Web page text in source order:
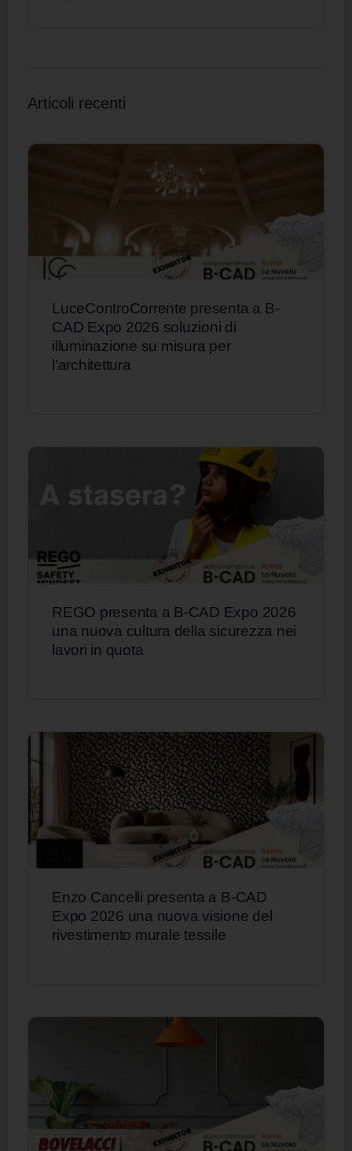
Articoli recenti
LuceControCorrente presenta a B-
CAD Expo 2026 soluzioni di
illuminazione su misura per
l’architettura
REGO presenta a B-CAD Expo 2026
una nuova cultura della sicurezza nei
lavori in quota
Enzo Cancelli presenta a B-CAD
Expo 2026 una nuova visione del
rivestimento murale tessile